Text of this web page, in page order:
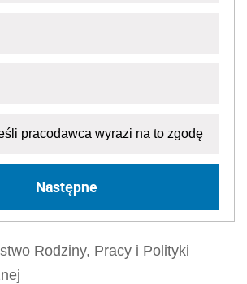
pracodawca wyrazi na to zgodę
Następne
Rodziny, Pracy i Polityki